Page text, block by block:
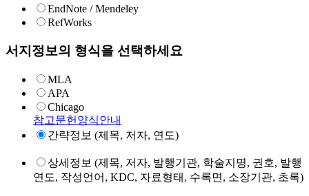
EndNote / Mendeley
RefWorks
서지정보의 형식을 선택하세요
MLA
APA
Chicago
참고문헌양식안내
간략정보 (제목, 저자, 연도)
상세정보 (제목, 저자, 발행기관, 학술지명, 권호, 발행
연도, 작성언어, KDC, 자료형태, 수록면, 소장기관, 초록)